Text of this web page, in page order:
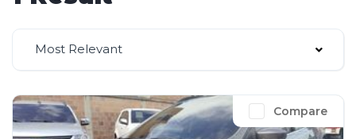
Most Relevant
Compare